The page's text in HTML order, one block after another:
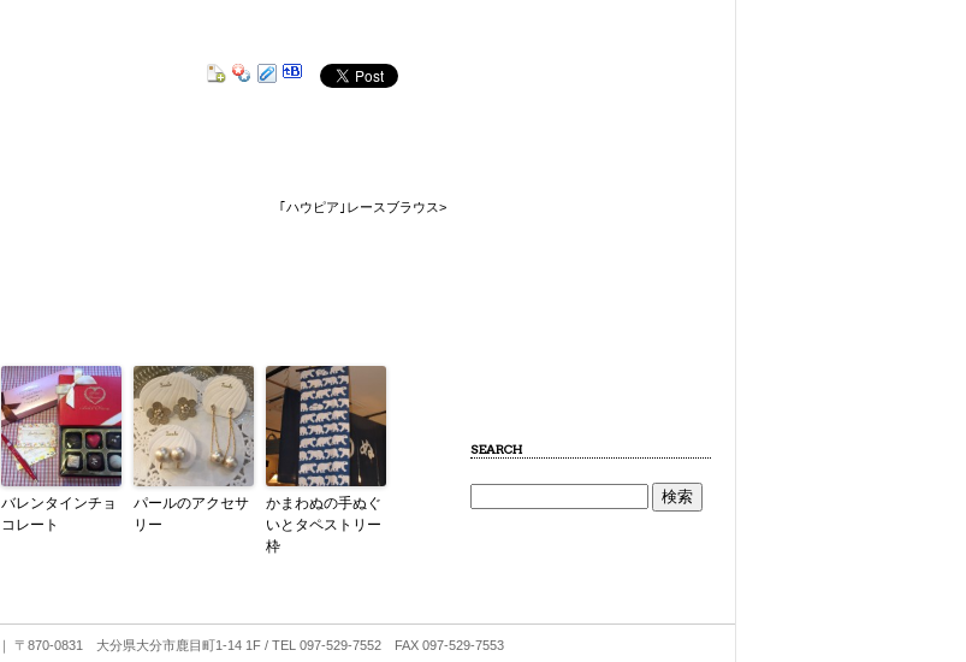
｢ハウピア｣レースブラウス>
バレンタインチョ
コレート
パールのアクセサ
リー
かまわぬの手ぬぐ
いとタペストリー
枠
SEARCH
｜ 〒870-0831 大分県大分市鹿目町1-14 1F / TEL 097-529-7552 FAX 097-529-7553